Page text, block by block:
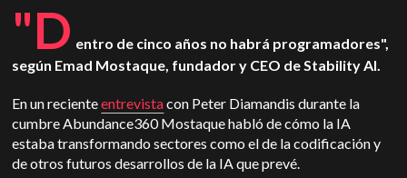
"D entro de cinco años no habrá programadores",
según Emad Mostaque, fundador y CEO de Stability AI.
En un recienteentrevistacon Peter Diamandis durante la
cumbre Abundance360 Mostaque habló de cómo la IA
estaba transformando sectores como el de la codificación y
de otros futuros desarrollos de la IA que prevé.